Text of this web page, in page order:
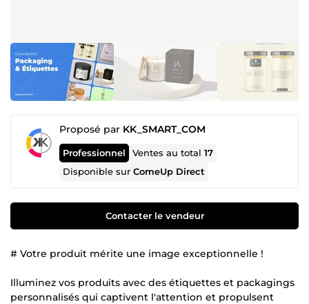
Proposé par KK_SMART_COM
Professionnel Ventes au total17
Disponible surComeUp Direct
Contacter le vendeur
# Votre produit mérite une image exceptionnelle !
Illuminez vos produits avec des étiquettes et packagings
personnalisés qui captivent l'attention et propulsent